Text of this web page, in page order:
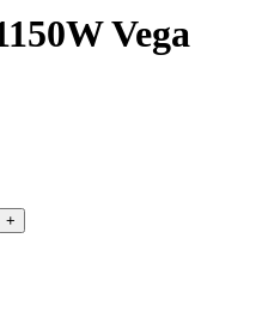
Vega